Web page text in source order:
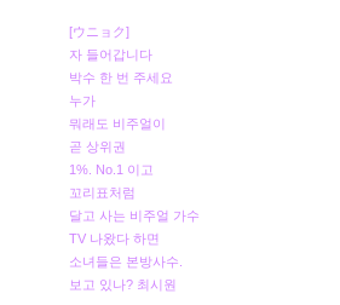
[ウニョク]
자 들어갑니다
박수 한 번 주세요
누가
뭐래도 비주얼이
곧 상위권
1%. No.1 이고
꼬리표처럼
달고 사는 비주얼 가수
TV 나왔다 하면
소녀들은 본방사수.
보고 있나? 최시원